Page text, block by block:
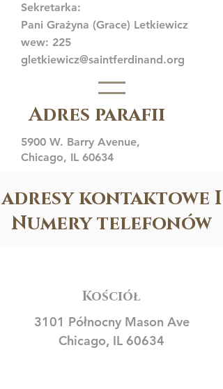
Sekretarka:
Pani Grażyna (Grace) Letkiewicz
wew: 225
gletkiewicz@saintferdinand.org
Adres parafii
5900 W. Barry Avenue,
Chicago, IL 60634
adresy kontaktowe I
Numery telefonów
Kościół
3101 Północny Mason Ave
Chicago, IL 60634